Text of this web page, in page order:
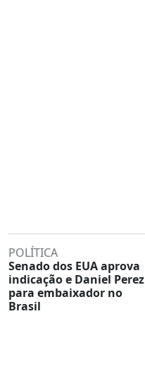
POLÍTICA
Senado dos EUA aprova
indicação e Daniel Perez
para embaixador no
Brasil